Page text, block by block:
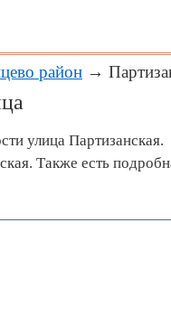
район →
улица Партизанская.
Также есть